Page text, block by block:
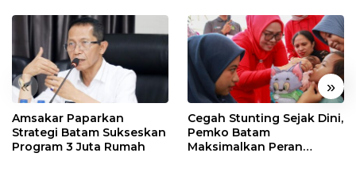
« »
Amsakar Paparkan
Strategi Batam Sukseskan
Program 3 Juta Rumah
Cegah Stunting Sejak Dini,
Pemko Batam
Maksimalkan Peran